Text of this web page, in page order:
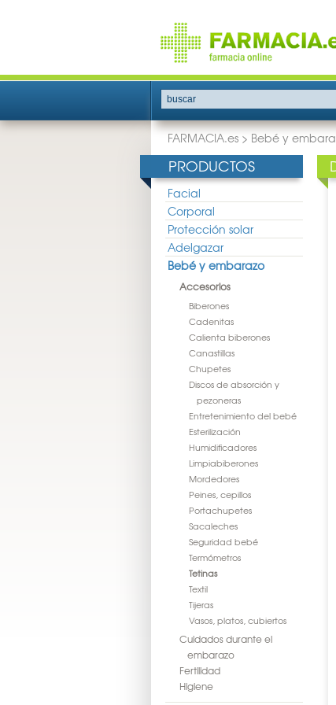
buscar
FARMACIA.es > Bebé y
PRODUCTOS
Facial
Corporal
Protección solar
Adelgazar
Bebé y embarazo
Accesorios
Biberones
Cadenitas
Calienta biberones
Canastillas
Chupetes
Discos de absorción y
pezoneras
Entretenimiento del bebé
Esterilización
Humidificadores
Limpiabiberones
Mordedores
Peines, cepillos
Portachupetes
Sacaleches
Seguridad bebé
Termómetros
Tetinas
Textil
Tijeras
Vasos, platos, cubiertos
Cuidados durante el
embarazo
Fertilidad
Higiene